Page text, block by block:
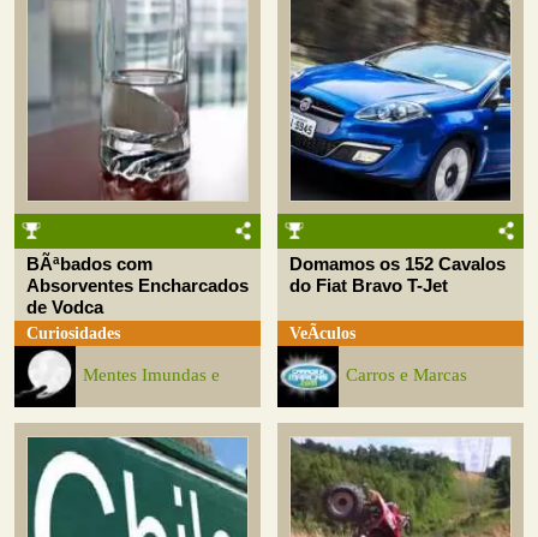
BÃªbados com
Absorventes Encharcados
de Vodca
Curiosidades
Mentes Imundas e
Domamos os 152 Cavalos
do Fiat Bravo T-Jet
VeÃ­culos
Carros e Marcas